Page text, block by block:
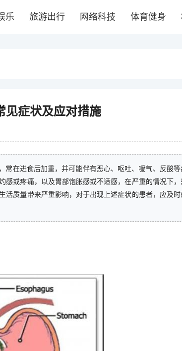
乐 旅游出行 网络科技 体育健身
见症状及应对措施
常在进食后加重，并可能伴有恶心、呕吐、嗳气、反酸等
感或疼痛，以及胃部饱胀感或不适感，在严重的情况下，
活质量带来严重影响，对于出现上述症状的患者，应及时